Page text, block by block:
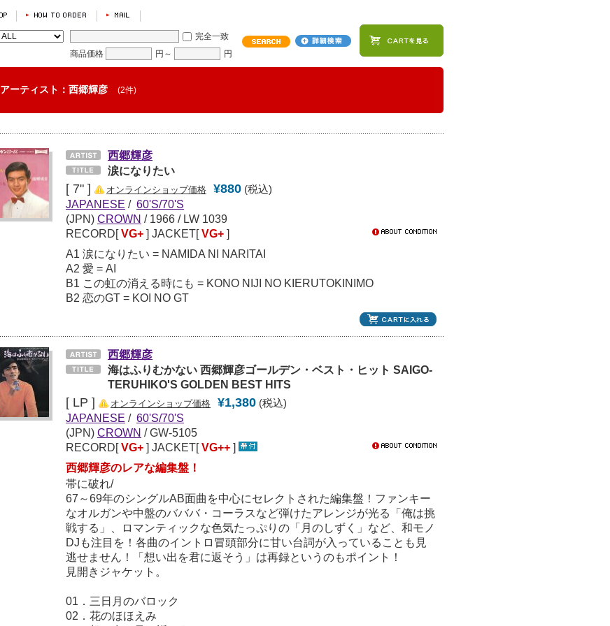
完全一致
商品価格
円～ 円
アーティスト：西郷輝彦 (2件)
西郷輝彦
涙になりたい
[ 7" ] オンラインショップ価格 ¥880 (税込)
JAPANESE / 60'S/70'S
(JPN) CROWN /1966 / LW 1039
RECORD[VG+ ] JACKET[VG+ ]
A1 涙になりたい = NAMIDA NI NARITAI
A2 愛 = AI
B1 この虹の消える時にも = KONO NIJI NO KIERUTOKINIMO
B2 恋のGT = KOI NO GT
西郷輝彦
海はふりむかない 西郷輝彦ゴールデン・ベスト・ヒット SAIGO-
TERUHIKO'S GOLDEN BEST HITS
[ LP ] オンラインショップ価格 ¥1,380 (税込)
JAPANESE / 60'S/70'S
(JPN) CROWN / GW-5105
RECORD[VG+ ] JACKET[VG++ ]
西郷輝彦のレアな編集盤！
帯に破れ/
67～69年のシングルAB面曲を中心にセレクトされた編集盤！ファンキー
なオルガンや中盤のバババ・コーラスなど弾けたアレンジが光る「俺は挑
戦する」、ロマンティックな色気たっぷりの「月のしずく」など、和モノ
DJも注目を！各曲のイントロ冒頭部分に甘い台詞が入っていることも見
逃せません！「想い出を君に返そう」は再録というのもポイント！
見開きジャケット。
01．三日月のバロック
02．花のほほえみ